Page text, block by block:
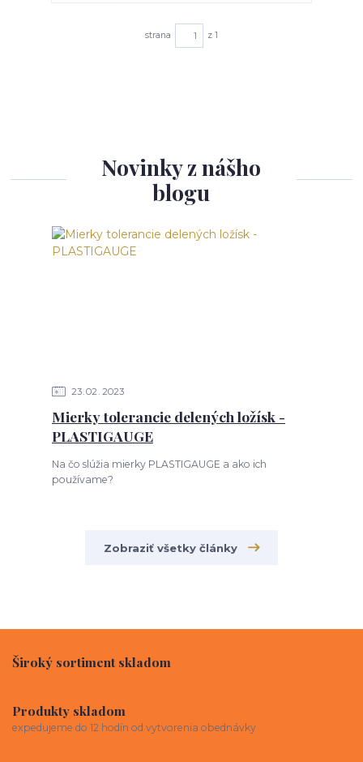
strana z 1
Novinky z nášho
blogu
23 02 2023
Mierky tolerancie delených ložísk -
PLASTIGAUGE
Na čo slúžia mierky PLASTIGAUGE a ako ich
používame?
Zobraziť všetky články
Široký sortiment skladom
Produkty skladom
expedujeme do 12 hodín od vytvorenia obednávky